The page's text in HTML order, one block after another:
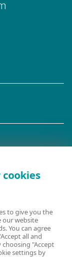
- 18:30)
to give you the
our website
You can agree
all and
choosing "Accept
settings by